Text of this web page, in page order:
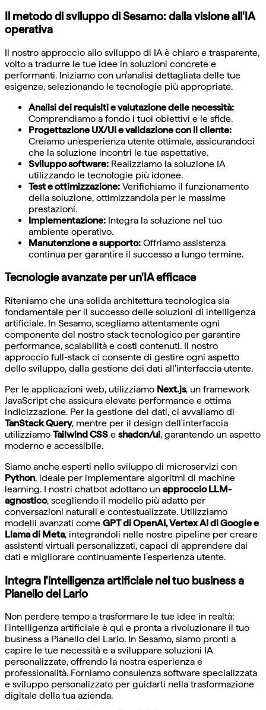
Il metodo di sviluppo di Sesamo: dalla visione all'IA
operativa
Il nostro approccio allo sviluppo di IA è chiaro e trasparente,
volto a tradurre le tue idee in soluzioni concrete e
performanti. Iniziamo con un'analisi dettagliata delle tue
esigenze, selezionando le tecnologie più appropriate.
Analisi dei requisiti e valutazione delle necessità:
Comprendiamo a fondo i tuoi obiettivi e le sfide.
Progettazione UX/UI e validazione con il cliente:
Creiamo un'esperienza utente ottimale, assicurandoci
che la soluzione incontri le tue aspettative.
Sviluppo software: Realizziamo la soluzione IA
utilizzando le tecnologie più idonee.
Test e ottimizzazione: Verifichiamo il funzionamento
della soluzione, ottimizzandola per le massime
prestazioni.
Implementazione: Integra la soluzione nel tuo
ambiente operativo.
Manutenzione e supporto: Offriamo assistenza
continua per garantire il successo a lungo termine.
Tecnologie avanzate per un'IA efficace
Riteniamo che una solida architettura tecnologica sia
fondamentale per il successo delle soluzioni di intelligenza
artificiale. In Sesamo, scegliamo attentamente ogni
componente del nostro stack tecnologico per garantire
performance, scalabilità e costi contenuti. Il nostro
approccio full-stack ci consente di gestire ogni aspetto
dello sviluppo, dalla gestione dei dati all'interfaccia utente.
Per le applicazioni web, utilizziamo Next.js, un framework
JavaScript che assicura elevate performance e ottima
indicizzazione. Per la gestione dei dati, ci avvaliamo di
TanStack Query, mentre per il design dell'interfaccia
utilizziamo Tailwind CSS e shadcn/ui, garantendo un aspetto
moderno e accessibile.
Siamo anche esperti nello sviluppo di microservizi con
Python, ideale per implementare algoritmi di machine
learning. I nostri chatbot adottano un approccio LLM-
agnostico, scegliendo il modello più adatto per
conversazioni naturali e contestualizzate. Utilizziamo
modelli avanzati come GPT di OpenAI, Vertex AI di Google e
Llama di Meta, integrandoli nelle nostre pipeline per creare
assistenti virtuali personalizzati, capaci di apprendere dai
dati e migliorare continuamente l’esperienza utente.
Integra l'intelligenza artificiale nel tuo business a
Pianello del Lario
Non perdere tempo a trasformare le tue idee in realtà:
l'intelligenza artificiale è qui e pronta a rivoluzionare il tuo
business a Pianello del Lario. In Sesamo, siamo pronti a
capire le tue necessità e a sviluppare soluzioni IA
personalizzate, offrendo la nostra esperienza e
professionalità. Forniamo consulenza software specializzata
e sviluppo personalizzato per guidarti nella trasformazione
digitale della tua azienda.